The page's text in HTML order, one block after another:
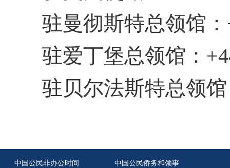
驻曼彻斯特总领馆：
驻爱丁堡总领馆：
驻贝尔法斯特总领馆
中国公民非办公时间
中国公民侨务和领事